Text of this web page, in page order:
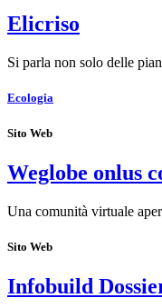
Elicriso
Si parla non solo delle
Ecologia
Sito Web
Weglobe onlus
Una comunità virtuale
Sito Web
Infobuild